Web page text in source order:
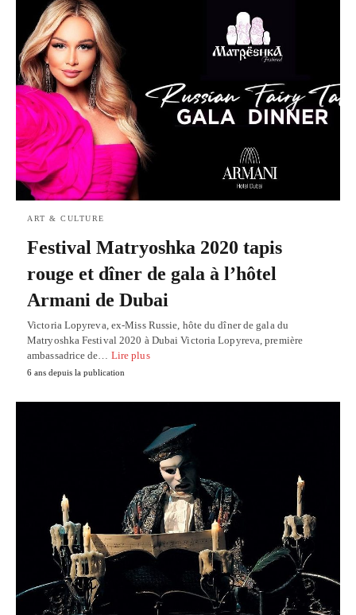
ART & CULTURE
Festival Matryoshka 2020 tapis
rouge et dîner de gala à l’hôtel
Armani de Dubai
Victoria Lopyreva, ex-Miss Russie, hôte du dîner de gala du
Matryoshka Festival 2020 à Dubai Victoria Lopyreva, première
ambassadrice de… Lire plus
6 ans depuis la publication